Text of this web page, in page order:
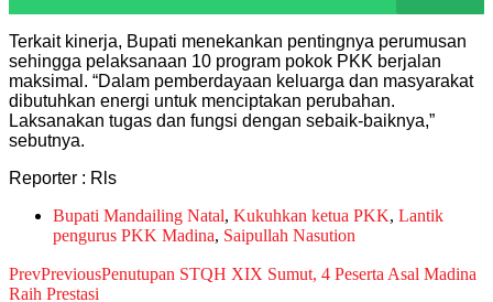
Terkait kinerja, Bupati menekankan pentingnya perumusan
sehingga pelaksanaan 10 program pokok PKK berjalan
maksimal. “Dalam pemberdayaan keluarga dan masyarakat
dibutuhkan energi untuk menciptakan perubahan.
Laksanakan tugas dan fungsi dengan sebaik-baiknya,”
sebutnya.
Reporter : Rls
Bupati Mandailing Natal, Kukuhkan ketua PKK, Lantik
pengurus PKK Madina, Saipullah Nasution
PrevPreviousPenutupan STQH XIX Sumut, 4 Peserta Asal Madina
Raih Prestasi